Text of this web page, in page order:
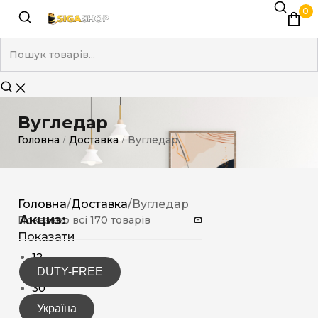
0
Вугледар
Головна / Доставка / Вугледар
Акциз:
DUTY-FREE
Україна
Головна/Доставка/Вугледар
Показано всі 170 товарів
Показати
12
15
30